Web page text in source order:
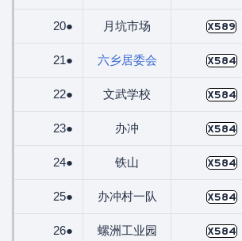
20● 月坑市场 X589
21● 六乡居委会 X584
22● 文武学校 X584
23● 办冲 X584
24● 铁山 X584
25● 办冲村一队 X584
26● 螺洲工业园 X584